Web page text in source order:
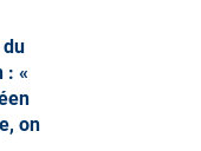
: «
on